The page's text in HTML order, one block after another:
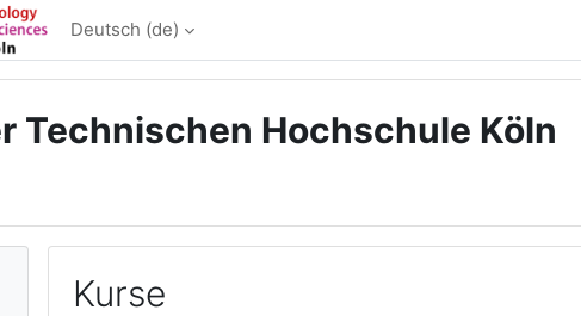
Deutsch ‎(de)‎
Technischen Hochschule Köln
Kurse